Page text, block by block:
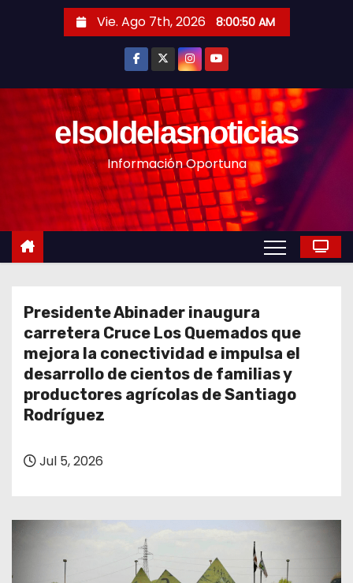
n
Vie. Ago 7th, 2026 8:00:52 AM
elsoldelasnoticias
Información Oportuna
Presidente Abinader inaugura
carretera Cruce Los Quemados que
mejora la conectividad e impulsa el
desarrollo de cientos de familias y
productores agrícolas de Santiago
Rodríguez
Jul 5, 2026